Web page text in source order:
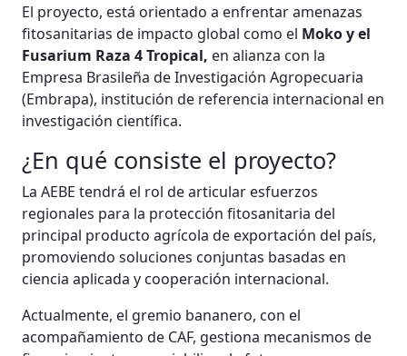
El proyecto, está orientado a enfrentar amenazas
fitosanitarias de impacto global como el Moko y el
Fusarium Raza 4 Tropical, en alianza con la
Empresa Brasileña de Investigación Agropecuaria
(Embrapa), institución de referencia internacional en
investigación científica. ​​​​​
¿En qué consiste el proyecto?
La AEBE tendrá el rol de articular esfuerzos
regionales para la protección fitosanitaria del
principal producto agrícola de exportación del país,
promoviendo soluciones conjuntas basadas en
ciencia aplicada y cooperación internacional.
Actualmente, el gremio bananero, con el
acompañamiento de CAF, gestiona mecanismos de